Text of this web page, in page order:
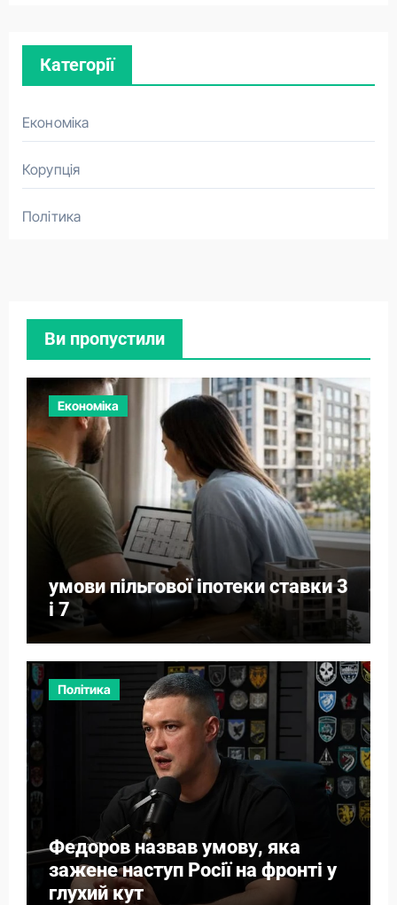
Категорії
Економіка
Корупція
Політика
Ви пропустили
Економіка
умови пільгової іпотеки ставки 3
і 7
Політика
Федоров назвав умову, яка
зажене наступ Росії на фронті у
глухий кут